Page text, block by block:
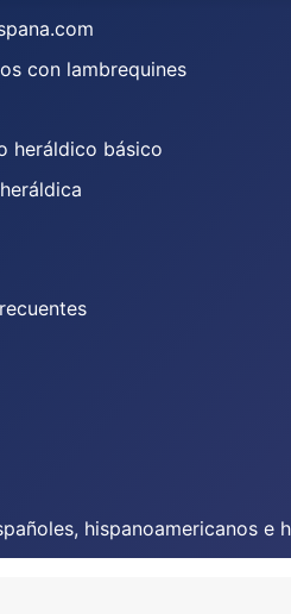
con lambrequines
heráldico básico
hispanoamericanos e